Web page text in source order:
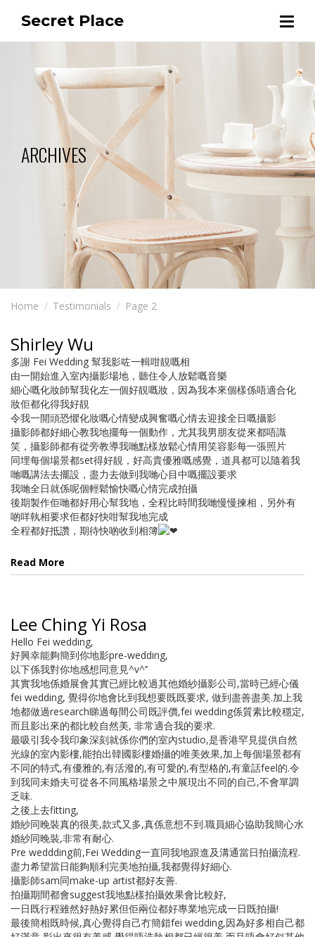
Secret Place
ARCHIVES
Home Testimonials Page 2
Shirley Wu
多謝 Fei Wedding 幫我影咗一輯咁靚嘅相
由一開始進入室內攝影場地，聽住令人放鬆嘅音樂
細心嘅化妝師幫我化左一個好靚嘅妝，因為我本來個樣係唔適合化
妝佢都化得我好靚
令我一開頭恐懼化妝嘅心情變成興奮嘅心情去迎接全日嘅攝影
攝影師都好細心教我地擺每一個動作，尤其我男朋友從來都唔識
笑，攝影師都有從旁教導我哋點樣放鬆心情用笑容影每一張照片
同埋每個場景都set得好靚，好高貴優雅嘅感覺，道具都可以隨着我
哋嘅講法去擺設，盡力去做到我哋心目中嘅擺設要求
我哋全日就係呢個輕鬆愉快嘅心情完成拍攝
後期製作佢哋都好用心幫我地，全程比時間我哋慢慢揀相，另外有
啲咩執相要求佢都好快咁幫我地完成
全程都好抵讚，期待快啲收到相簿
Read More
Lee Ching Yi Rosa
Hello Fei wedding,
好興幸能夠簡到你地影pre-wedding,
以下係我對你地感想同意見^v^’’
其實我地係婚展會其實已經比較過其他婚紗攝影公司,當時已經心儀
fei wedding, 覺得你地會比到我想要既既要求, 做到盡善盡美.加上我
地都做過research睇過每間公司既評價,fei wedding係質素比較穩定,
而且影出來的都比較自然美, 非常適合我的要求.
最吸引我令我印象深刻就係你們的室內studio,是香港罕見提供自然
光線的室內影樓,能拍出韓國影樓婚攝的唯美效果,加上每個場景都有
不同的特式,有優雅的,有活潑的,有可愛的,有型格的,有童話feel的.令
到我同未婚夫可從各不同風格場景之中展現出不同的自己,不會單調
乏味.
之後上去fitting,
婚紗同晚裝真的很美,款式又多,真係意想不到.職員細心協助我簡心水
婚紗同晚裝,非常有耐心.
Pre weddding前,Fei Wedding一直同我地跟進及溝通當日拍攝流程.
盡力希望當日能夠順利完美地拍攝,我都覺得好細心.
攝影師sam同make-up artist都好友善.
拍攝期間都會suggest我地點樣拍攝效果會比較好,
一日既行程雖然好熱好累但佢兩位都好專業地完成一日既拍攝!
最後簡相既時候,真心覺得自己冇簡錯fei wedding,因為好多相自己都